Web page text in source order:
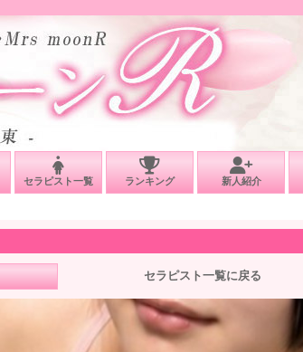
セラピスト一覧 ランキング 新人紹介
セラピスト一覧に戻る